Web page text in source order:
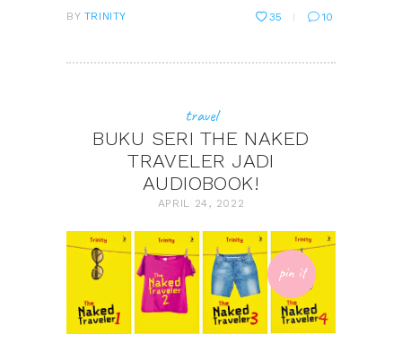
BY TRINITY 35 10
travel
BUKU SERI THE NAKED
TRAVELER JADI
AUDIOBOOK!
APRIL 24, 2022
pin it